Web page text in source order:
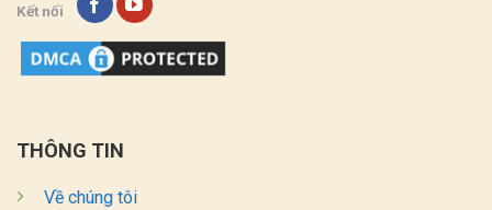
Kết nối
THÔNG TIN
Về chúng tôi